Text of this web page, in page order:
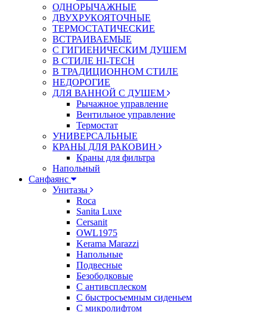
ОДНОРЫЧАЖНЫЕ
ДВУХРУКОЯТОЧНЫЕ
ТЕРМОСТАТИЧЕСКИЕ
ВСТРАИВАЕМЫЕ
С ГИГИЕНИЧЕСКИМ ДУШЕМ
В СТИЛЕ HI-TECH
В ТРАДИЦИОННОМ СТИЛЕ
НЕДОРОГИЕ
ДЛЯ ВАННОЙ С ДУШЕМ
Рычажное управление
Вентильное управление
Термостат
УНИВЕРСАЛЬНЫЕ
КРАНЫ ДЛЯ РАКОВИН
Краны для фильтра
Напольный
Санфаянс
Унитазы
Roca
Sanita Luxe
Cersanit
OWL1975
Kerama Marazzi
Напольные
Подвесные
Безободковые
С антивсплеском
С быстросъемным сиденьем
С микролифтом